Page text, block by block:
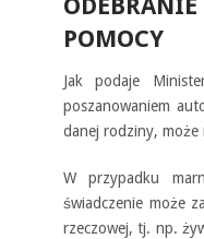
POMOCY
Jak podaje
poszanowaniem
danej rodziny,
W przypadku
świadczenie może
rzeczowej, tj. np.